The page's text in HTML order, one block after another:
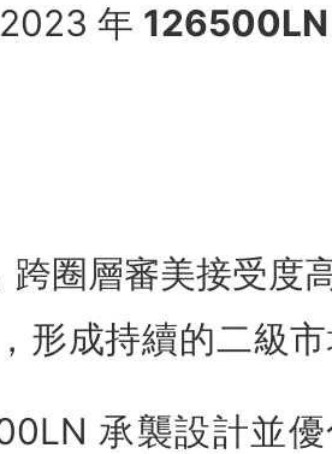
2023 年 126500LN
圈層審美接受度高
形成持續的二級
承襲設計並優